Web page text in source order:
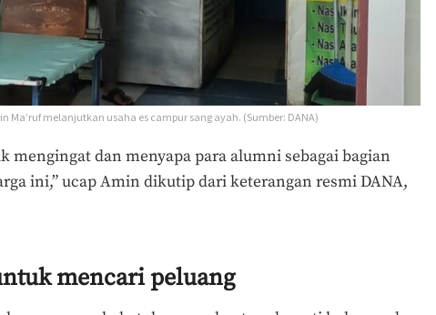
Ma’ruf melanjutkan usaha es campur sang ayah. (Sumber: DANA)
mengingat dan menyapa para alumni sebagai bagian
ini,” ucap Amin dikutip dari keterangan resmi DANA,
mencari peluang